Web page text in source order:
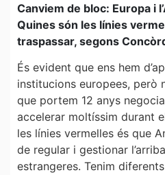
Canviem de bloc: Europa i
Quines són les línies
traspassar, segons
És evident que ens hem
institucions europees, però
que portem 12 anys
accelerar moltíssim durant
les línies vermelles és que
de regular i gestionar
estrangeres. Tenim